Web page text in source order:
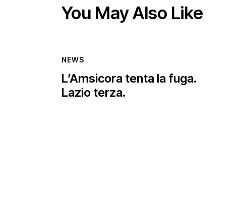
You May Also Like
NEWS
L’Amsicora tenta la fuga.
Lazio terza.